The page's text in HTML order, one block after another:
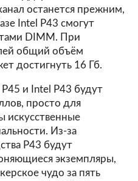
останется прежним,
Intel P43 смогут
DIMM. При
общий объём
достигнуть 16 Гб.
и Intel P43 будут
просто для
искусственные
Из-за
P43 будут
экземпляры,
чудо за пять